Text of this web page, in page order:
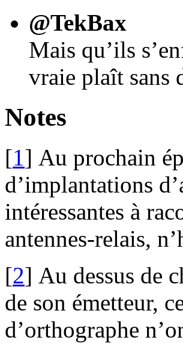
@TekBax
Mais qu’ils
vraie plaît sans
Notes
[1] Au prochain
d’implantations
intéressantes à
antennes-relais,
[2] Au dessus de
de son émetteur,
d’orthographe